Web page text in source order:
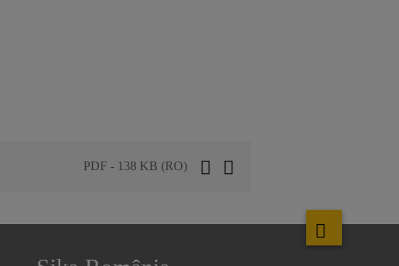
PDF - 138 KB (RO)